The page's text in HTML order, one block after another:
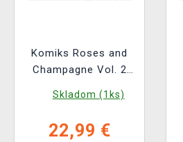
Komiks Roses and
Champagne Vol. 2
Skladom (1ks)
22,99 €